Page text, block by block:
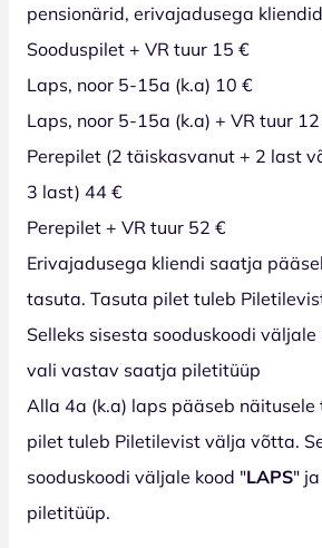
pensionärid, erivajadusega
Sooduspilet + VR tuur 15 €
Laps, noor 5-15a (k.a) 10 €
Laps, noor 5-15a (k.a) + VR tuur
Perepilet (2 täiskasvanut + 2 last
3 last) 44 €
Perepilet + VR tuur 52 €
Erivajadusega kliendi saatja
tasuta. Tasuta pilet tuleb
Selleks sisesta sooduskoodi väljale
vali vastav saatja piletitüüp
Alla 4a (k.a) laps pääseb
pilet tuleb Piletilevist välja võtta.
sooduskoodi väljale kood "LAPS"
piletitüüp.